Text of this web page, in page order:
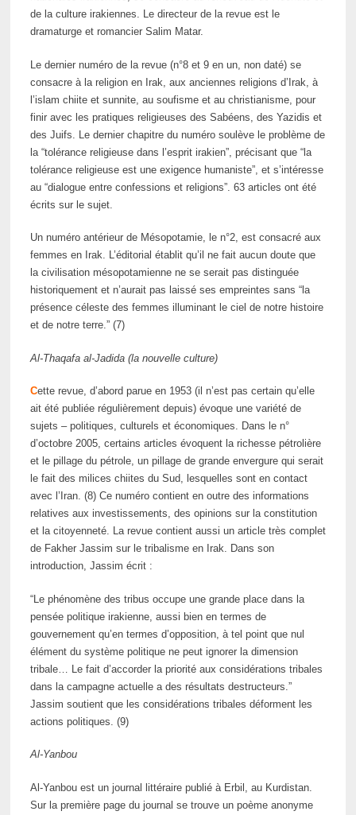
de la culture irakiennes. Le directeur de la revue est le
dramaturge et romancier Salim Matar.
Le dernier numéro de la revue (n°8 et 9 en un, non daté) se
consacre à la religion en Irak, aux anciennes religions d’Irak, à
l’islam chiite et sunnite, au soufisme et au christianisme, pour
finir avec les pratiques religieuses des Sabéens, des Yazidis et
des Juifs. Le dernier chapitre du numéro soulève le problème de
la “tolérance religieuse dans l’esprit irakien”, précisant que “la
tolérance religieuse est une exigence humaniste”, et s’intéresse
au “dialogue entre confessions et religions”. 63 articles ont été
écrits sur le sujet.
Un numéro antérieur de Mésopotamie, le n°2, est consacré aux
femmes en Irak. L’éditorial établit qu’il ne fait aucun doute que
la civilisation mésopotamienne ne se serait pas distinguée
historiquement et n’aurait pas laissé ses empreintes sans “la
présence céleste des femmes illuminant le ciel de notre histoire
et de notre terre.” (7)
Al-Thaqafa al-Jadida (la nouvelle culture)
Cette revue, d’abord parue en 1953 (il n’est pas certain qu’elle
ait été publiée régulièrement depuis) évoque une variété de
sujets – politiques, culturels et économiques. Dans le n°
d’octobre 2005, certains articles évoquent la richesse pétrolière
et le pillage du pétrole, un pillage de grande envergure qui serait
le fait des milices chiites du Sud, lesquelles sont en contact
avec l’Iran. (8) Ce numéro contient en outre des informations
relatives aux investissements, des opinions sur la constitution
et la citoyenneté. La revue contient aussi un article très complet
de Fakher Jassim sur le tribalisme en Irak. Dans son
introduction, Jassim écrit :
“Le phénomène des tribus occupe une grande place dans la
pensée politique irakienne, aussi bien en termes de
gouvernement qu’en termes d’opposition, à tel point que nul
élément du système politique ne peut ignorer la dimension
tribale… Le fait d’accorder la priorité aux considérations tribales
dans la campagne actuelle a des résultats destructeurs.”
Jassim soutient que les considérations tribales déforment les
actions politiques. (9)
Al-Yanbou
Al-Yanbou est un journal littéraire publié à Erbil, au Kurdistan.
Sur la première page du journal se trouve un poème anonyme